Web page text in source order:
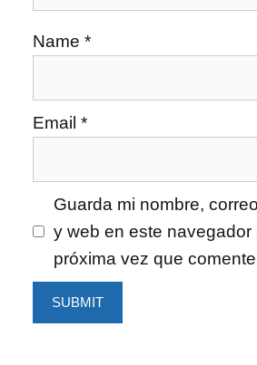
Name *
Email *
Guarda mi nombre,
y web en este navegador
próxima vez que